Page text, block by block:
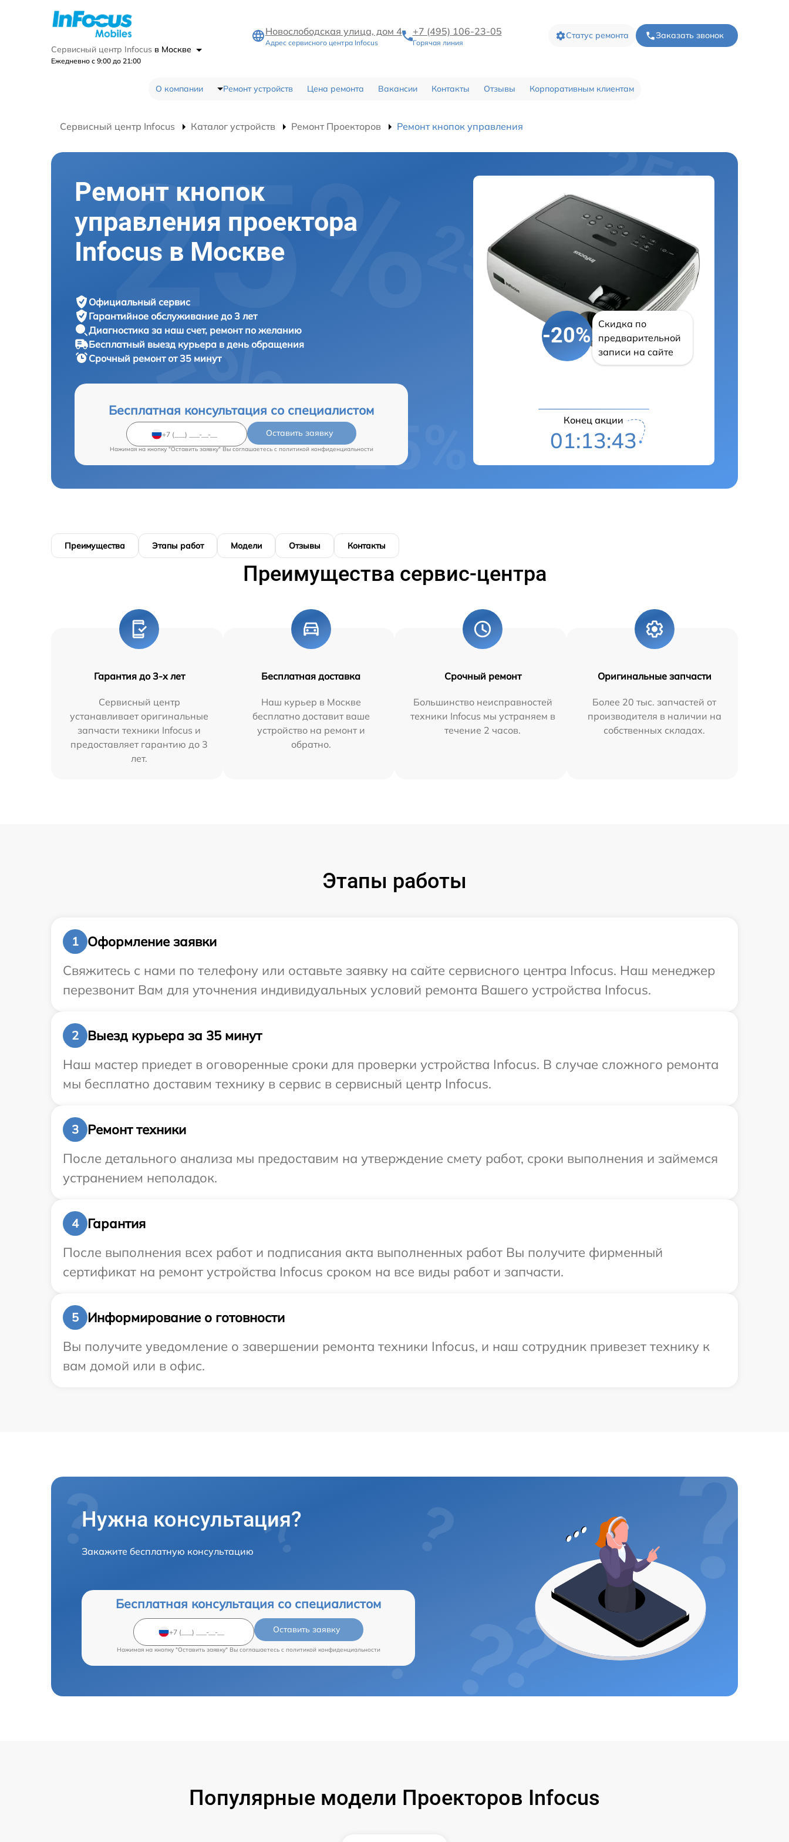
Сервисный центр Infocus в Москве
Ежедневно с 9:00 до 21:00
Новослободская улица, дом 4
Адрес сервисного центра Infocus
+7 (495) 106-23-05
Горячая линия
Статус ремонта Заказать звонок
О компании Ремонт устройств Цена ремонта Вакансии Контакты Отзывы Корпоративным клиентам
Сервисный центр Infocus Каталог устройств Ремонт Проекторов Ремонт кнопок управления
Ремонт кнопок
управления проектора
Infocus в Москве
Официальный сервис
Гарантийное обслуживание до 3 лет
Диагностика за наш счет, ремонт по желанию
Бесплатный выезд курьера в день обращения
Срочный ремонтот 35 минут
Бесплатная консультация со специалистом
Оставить заявку
Нажимая на кнопку "Оставить заявку" Вы соглашаетесь c политикой конфиденциальности
-20%
Скидка по
предварительной
записи на сайте
Конец акции
01:13:42
Преимущества Этапы работ Модели Отзывы Контакты
Преимущества сервис-центра
Гарантия до 3-х лет
Сервисный центр
устанавливает оригинальные
запчасти техники Infocus и
предоставляет гарантию до 3
лет.
Бесплатная доставка
Наш курьер в Москве
бесплатно доставит ваше
устройство на ремонт и
обратно.
Срочный ремонт
Большинство неисправностей
техники Infocus мы устраняем в
течение 2 часов.
Оригинальные запчасти
Более 20 тыс. запчастей от
производителя в наличии на
собственных складах.
Этапы работы
1
Оформление заявки
Свяжитесь с нами по телефону или оставьте заявку на сайте сервисного центра Infocus. Наш менеджер
перезвонит Вам для уточнения индивидуальных условий ремонта Вашего устройства Infocus.
2
Выезд курьера за 35 минут
Наш мастер приедет в оговоренные сроки для проверки устройства Infocus. В случае сложного ремонта
мы бесплатно доставим технику в сервис в сервисный центр Infocus.
3
Ремонт техники
После детального анализа мы предоставим на утверждение смету работ, сроки выполнения и займемся
устранением неполадок.
4
Гарантия
После выполнения всех работ и подписания акта выполненных работ Вы получите фирменный
сертификат на ремонт устройства Infocus сроком на все виды работ и запчасти.
5
Информирование о готовности
Вы получите уведомление о завершении ремонта техники Infocus, и наш сотрудник привезет технику к
вам домой или в офис.
Нужна консультация?
Закажите бесплатную консультацию
Бесплатная консультация со специалистом
Оставить заявку
Нажимая на кнопку "Оставить заявку" Вы соглашаетесь c политикой конфиденциальности
Популярные модели Проекторов Infocus